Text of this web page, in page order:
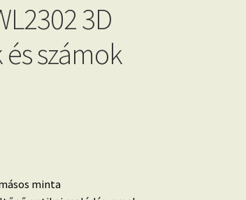
3D
számok
minta